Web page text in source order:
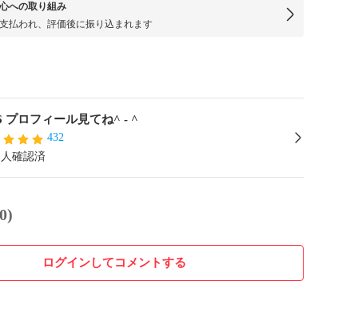
への取り組み
払われ、評価後に振り込まれます
プロフィール見てね^ - ^
432
確認済
ログインしてコメントする